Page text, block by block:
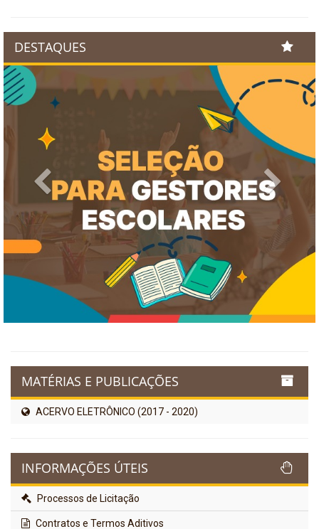
DESTAQUES
Previous Next
MATÉRIAS E PUBLICAÇÕES
ACERVO ELETRÔNICO (2017 - 2020)
INFORMAÇÕES ÚTEIS
Processos de Licitação
Contratos e Termos Aditivos